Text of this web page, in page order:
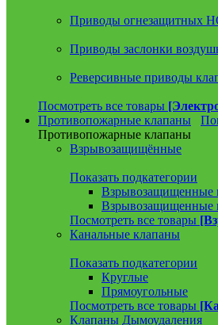
Приводы огнезащитных
Приводы заслонки
Реверсивные приводы
Посмотреть все товары
Противопожарные клапаны
Противопожарные клапаны
Взрывозащищённые
Показать подкатегории
Посмотреть все товары
Канальные клапаны
Показать подкатегории
Круглые
Прямоугольные
Посмотреть все товары
Клапаны Дымоудаления